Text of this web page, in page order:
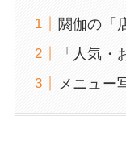
閼伽の「
「人気・
メニュー